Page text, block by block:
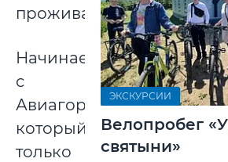
проживания.
Начинаем
с
Авиагородка,
который
только
ЭКСКУРСИИ
Велопробег
святыни»